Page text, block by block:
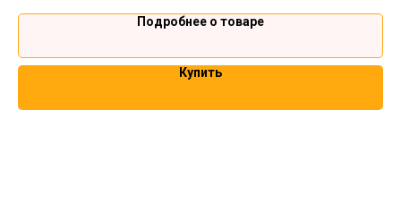
Подробнее о товаре
Купить